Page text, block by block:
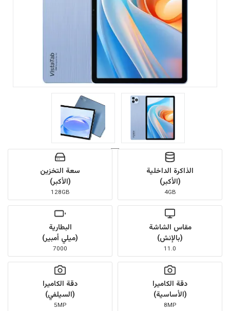
الذاكرة الداخلية
(الأكبر)
4GB
سعة التخزين
(الأكبر)
128GB
مقاس الشاشة
(بالإنش)
11.0
البطارية
(ميلي أمبير)
7000
دقة الكاميرا
(الأساسية)
8MP
دقة الكاميرا
(السيلفي)
5MP